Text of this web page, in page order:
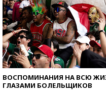
ВОСПОМИНАНИЯ НА ВСЮ
ГЛАЗАМИ БОЛЕЛЬЩИКОВ